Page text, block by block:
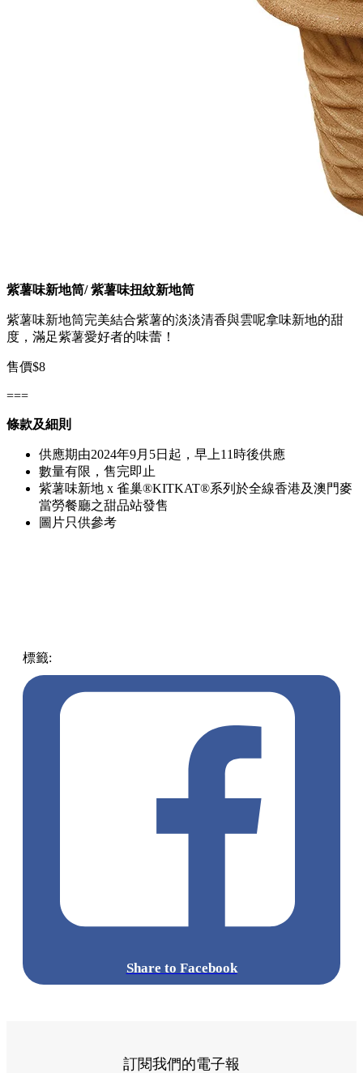
紫薯味新地筒/ 紫薯味扭紋新地筒
紫薯味新地筒完美結合紫薯的淡淡清香與雲呢拿味新地的甜
度，滿足紫薯愛好者的味蕾！
售價$8
===
條款及細則
供應期由2024年9月5日起，早上11時後供應
數量有限，售完即止
紫薯味新地 x 雀巢®KITKAT®系列於全線香港及澳門麥
當勞餐廳之甜品站發售
圖片只供參考
標籤:
Share to Facebook
訂閱我們的電子報